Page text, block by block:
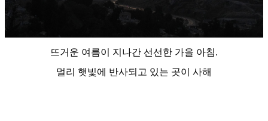
뜨거운 여름이 지나간 선선한 가을 아침.
멀리 햇빛에 반사되고 있는 곳이 사해